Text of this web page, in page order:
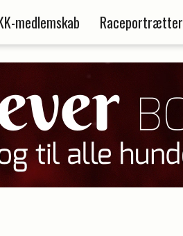
medlemskab Raceportrætter